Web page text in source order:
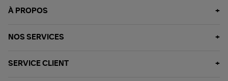
À PROPOS
NOS SERVICES
SERVICE CLIENT